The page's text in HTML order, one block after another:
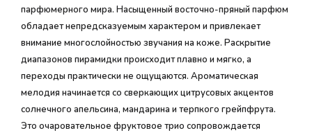
парфюмерного мира. Насыщенный восточно-пряный парфюм
обладает непредсказуемым характером и привлекает
внимание многослойностью звучания на коже. Раскрытие
диапазонов пирамидки происходит плавно и мягко, а
переходы практически не ощущаются. Ароматическая
мелодия начинается со сверкающих цитрусовых акцентов
солнечного апельсина, мандарина и терпкого грейпфрута.
Это очаровательное фруктовое трио сопровождается